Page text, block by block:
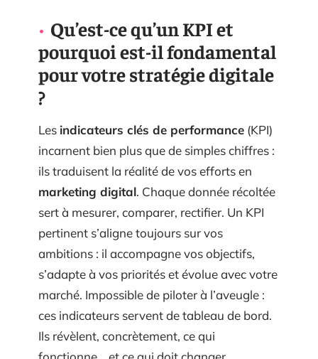
Qu’est-ce qu’un KPI et
pourquoi est-il fondamental
pour votre stratégie digitale
?
Les indicateurs clés de performance (KPI)
incarnent bien plus que de simples chiffres :
ils traduisent la réalité de vos efforts en
marketing digital. Chaque donnée récoltée
sert à mesurer, comparer, rectifier. Un KPI
pertinent s’aligne toujours sur vos
ambitions : il accompagne vos objectifs,
s’adapte à vos priorités et évolue avec votre
marché. Impossible de piloter à l’aveugle :
ces indicateurs servent de tableau de bord.
Ils révèlent, concrètement, ce qui